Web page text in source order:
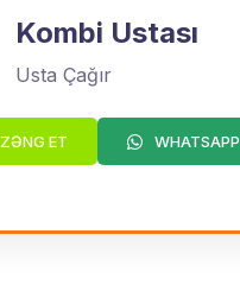
Kombi Ustası
Usta Çağır
ZƏNG ET WHATSAPP